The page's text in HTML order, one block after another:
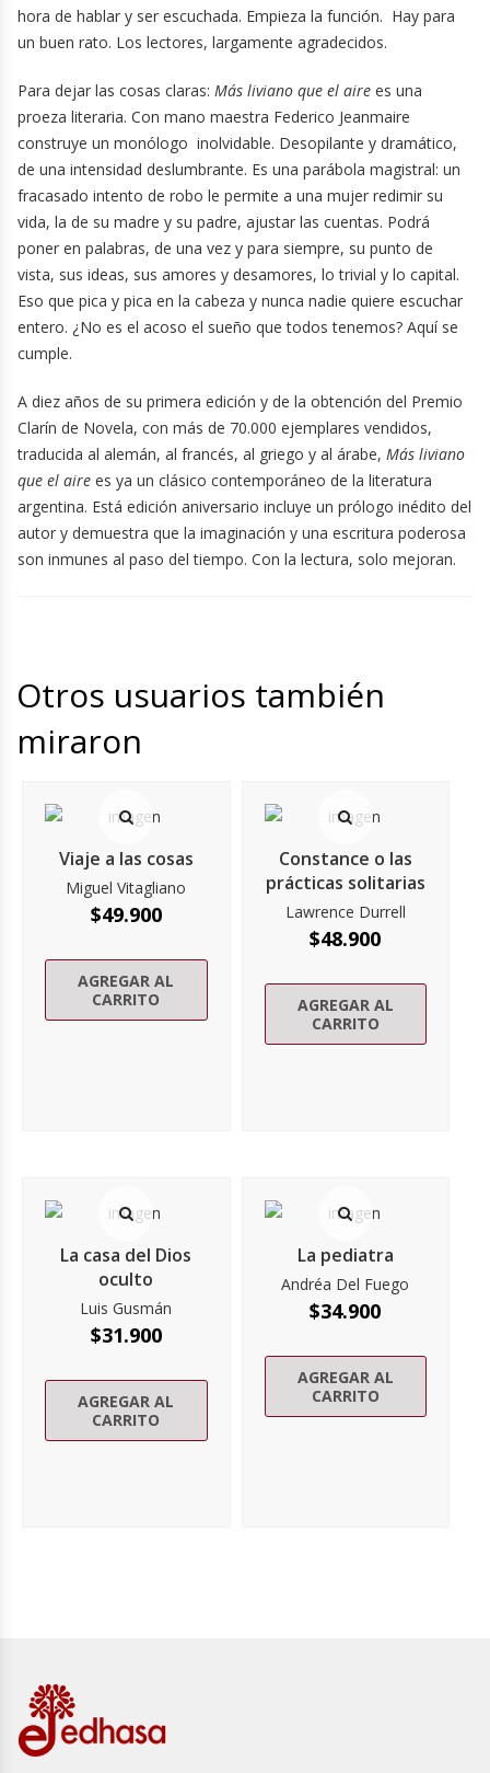
hora de hablar y ser escuchada. Empieza la función. Hay para
un buen rato. Los lectores, largamente agradecidos.
Para dejar las cosas claras: Más liviano que el aire es una
proeza literaria. Con mano maestra Federico Jeanmaire
construye un monólogo inolvidable. Desopilante y dramático,
de una intensidad deslumbrante. Es una parábola magistral: un
fracasado intento de robo le permite a una mujer redimir su
vida, la de su madre y su padre, ajustar las cuentas. Podrá
poner en palabras, de una vez y para siempre, su punto de
vista, sus ideas, sus amores y desamores, lo trivial y lo capital.
Eso que pica y pica en la cabeza y nunca nadie quiere escuchar
entero. ¿No es el acoso el sueño que todos tenemos? Aquí se
cumple.
A diez años de su primera edición y de la obtención del Premio
Clarín de Novela, con más de 70.000 ejemplares vendidos,
traducida al alemán, al francés, al griego y al árabe, Más liviano
que el aire es ya un clásico contemporáneo de la literatura
argentina. Está edición aniversario incluye un prólogo inédito del
autor y demuestra que la imaginación y una escritura poderosa
son inmunes al paso del tiempo. Con la lectura, solo mejoran.
Otros usuarios también
miraron
Viaje a las cosas
Miguel Vitagliano
$49.900
AGREGAR AL
CARRITO
Constance o las
prácticas solitarias
Lawrence Durrell
$48.900
AGREGAR AL
CARRITO
La casa del Dios
oculto
Luis Gusmán
$31.900
AGREGAR AL
CARRITO
La pediatra
Andréa Del Fuego
$34.900
AGREGAR AL
CARRITO